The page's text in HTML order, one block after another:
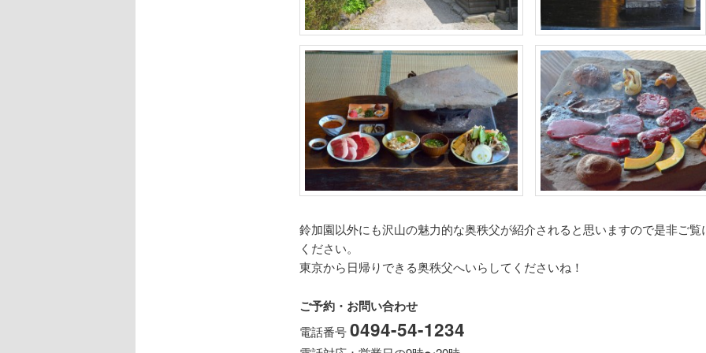
鈴加園以外にも沢山の魅力的な奥秩父が紹介されると思いますので是非ご覧
ください。
東京から日帰りできる奥秩父へいらしてくださいね！
ご予約・お問い合わせ
電話番号0494-54-1234